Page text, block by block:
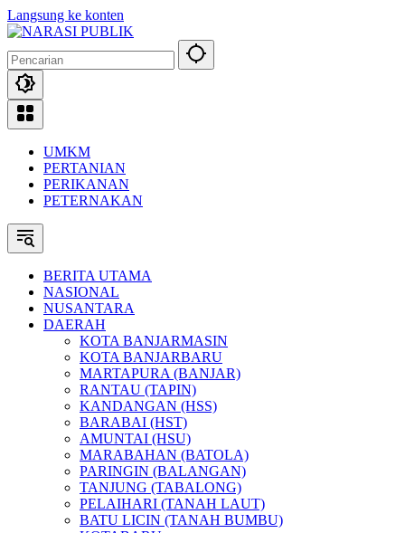
Langsung ke konten
UMKM
PERTANIAN
PERIKANAN
PETERNAKAN
BERITA UTAMA
NASIONAL
NUSANTARA
DAERAH
KOTA BANJARMASIN
KOTA BANJARBARU
MARTAPURA (BANJAR)
RANTAU (TAPIN)
KANDANGAN (HSS)
BARABAI (HST)
AMUNTAI (HSU)
MARABAHAN (BATOLA)
PARINGIN (BALANGAN)
TANJUNG (TABALONG)
PELAIHARI (TANAH LAUT)
BATU LICIN (TANAH BUMBU)